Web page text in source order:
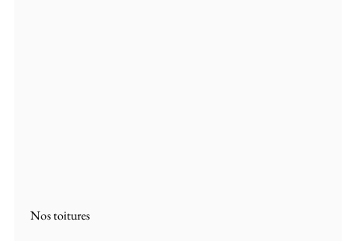
Nos toitures